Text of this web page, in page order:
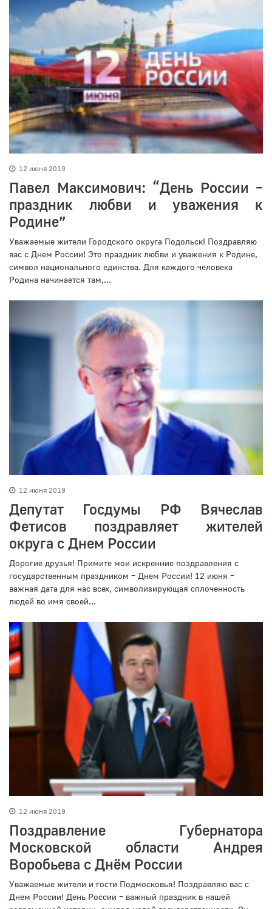
12 июня 2019
Павел Максимович: “День России –
праздник любви и уважения к
Родине”
Уважаемые жители Городского округа Подольск! Поздравляю
вас с Днем России! Это праздник любви и уважения к Родине,
символ национального единства. Для каждого человека
Родина начинается там,...
12 июня 2019
Депутат Госдумы РФ Вячеслав
Фетисов поздравляет жителей
округа с Днем России
Дорогие друзья! Примите мои искренние поздравления с
государственным праздником – Днем России! 12 июня –
важная дата для нас всех, символизирующая сплоченность
людей во имя своей...
12 июня 2019
Поздравление Губернатора
Московской области Андрея
Воробьева с Днём России
Уважаемые жители и гости Подмосковья! Поздравляю вас с
Днем России! День России – важный праздник в нашей